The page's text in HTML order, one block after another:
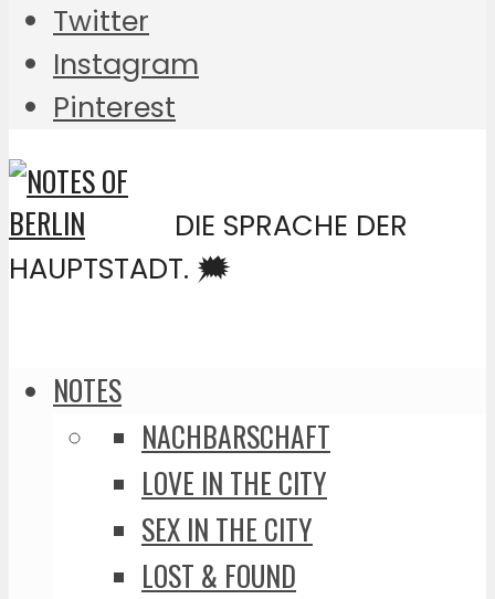
Twitter
Instagram
Pinterest
DIE SPRACHE DER
HAUPTSTADT. 🗯️
NOTES
NACHBARSCHAFT
LOVE IN THE CITY
SEX IN THE CITY
LOST & FOUND